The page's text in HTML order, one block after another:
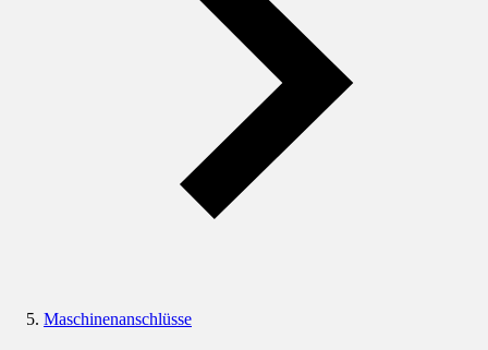
Maschinenanschlüsse